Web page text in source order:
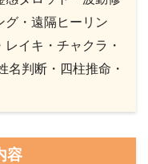
グ・遠隔ヒーリン
イキ・チャクラ・
名判断・四柱推命・
容